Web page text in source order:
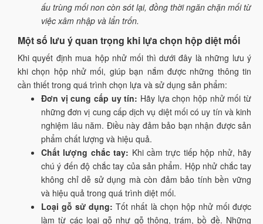
ấu trùng mối non còn sót lại, đồng thời ngăn chặn mối từ
việc xâm nhập và lẩn trốn.
Một số lưu ý quan trọng khi lựa chọn hộp diệt mối
Khi quyết định mua hộp nhử mối thì dưới đây là những lưu ý
khi chọn hộp nhử mối, giúp bạn nắm được những thông tin
cần thiết trong quá trình chọn lựa và sử dụng sản phẩm:
Đơn vị cung cấp uy tín: Hãy lựa chọn hộp nhử mối từ
những đơn vị cung cấp dịch vụ diệt mối có uy tín và kinh
nghiệm lâu năm. Điều này đảm bảo bạn nhận được sản
phẩm chất lượng và hiệu quả.
Chất lượng chắc tay: Khi cầm trực tiếp hộp nhử, hãy
chú ý đến độ chắc tay của sản phẩm. Hộp nhử chắc tay
không chỉ dễ sử dụng mà còn đảm bảo tính bền vững
và hiệu quả trong quá trình diệt mối.
Loại gỗ sử dụng: Tốt nhất là chọn hộp nhử mối được
làm từ các loại gỗ như gỗ thông, trám, bồ đề. Những